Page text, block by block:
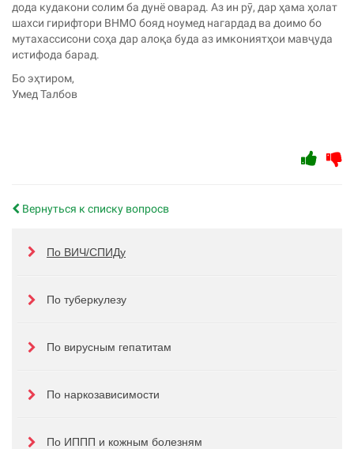
дода кудакони солим ба дунё оварад. Аз ин рӯ, дар ҳама ҳолат
шахси гирифтори ВНМО бояд ноумед нагардад ва доимо бо
мутахассисони соҳа дар алоқа буда аз имкониятҳои мавҷуда
истифода барад.
Бо эҳтиром,
Умед Талбов
Вернуться к списку вопросв
По ВИЧ/СПИДу
По туберкулезу
По вирусным гепатитам
По наркозависимости
По ИППП и кожным болезням